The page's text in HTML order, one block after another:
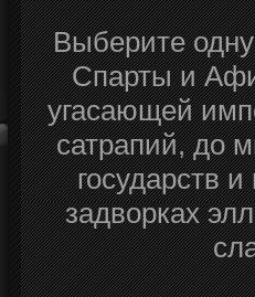
Выберите
Спарты и
угасающей
сатрапий, до
государств
задворках